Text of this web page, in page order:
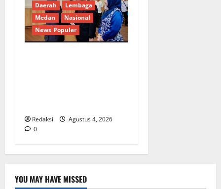
Daerah
Lembaga
Medan
Nasional
News Populer
Redaksi
Agustus 4, 2026
0
YOU MAY HAVE MISSED